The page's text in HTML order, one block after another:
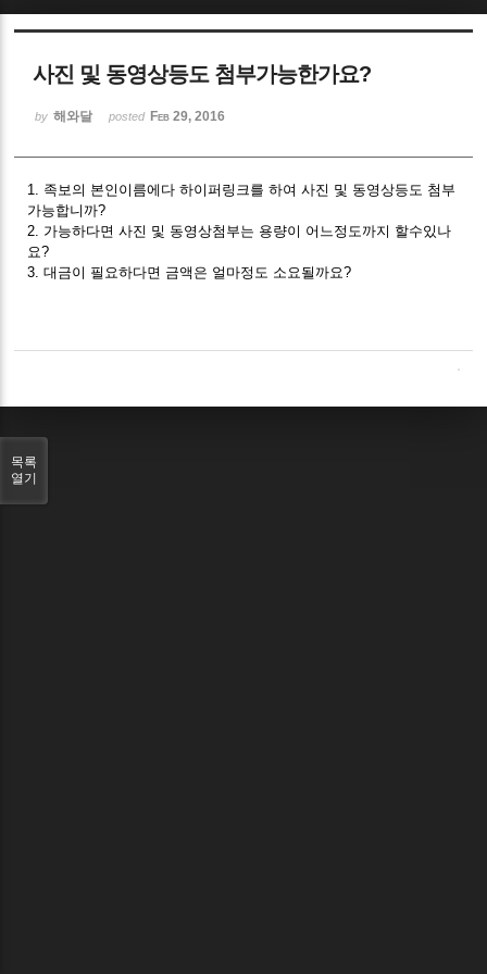
사진 및 동영상등도 첨부가능한가요?
by 해와달 posted Feb 29, 2016
1. 족보의 본인이름에다 하이퍼링크를 하여 사진 및 동영상등도 첨부
가능합니까?
2. 가능하다면 사진 및 동영상첨부는 용량이 어느정도까지 할수있나
요?
3. 대금이 필요하다면 금액은 얼마정도 소요될까요?
목록
열기
Sketchbook5, 스케치북5
Sketchbook5, 스케치북5